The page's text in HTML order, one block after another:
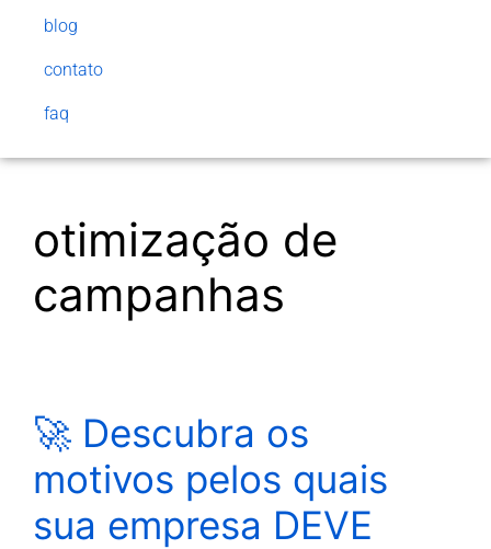
blog
contato
faq
otimização de
campanhas
🚀 Descubra os
motivos pelos quais
sua empresa DEVE